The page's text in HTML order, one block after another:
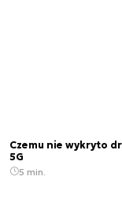
Czemu nie wykryto
5G
5 min.